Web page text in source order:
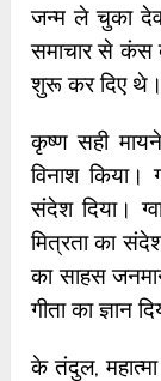
जन्म ले चुका
समाचार से कंस
शुरू कर दिए थे।
कृष्ण सही
विनाश किया।
संदेश दिया।
मित्रता का
का साहस
गीता का ज्ञान
के तंदुल,